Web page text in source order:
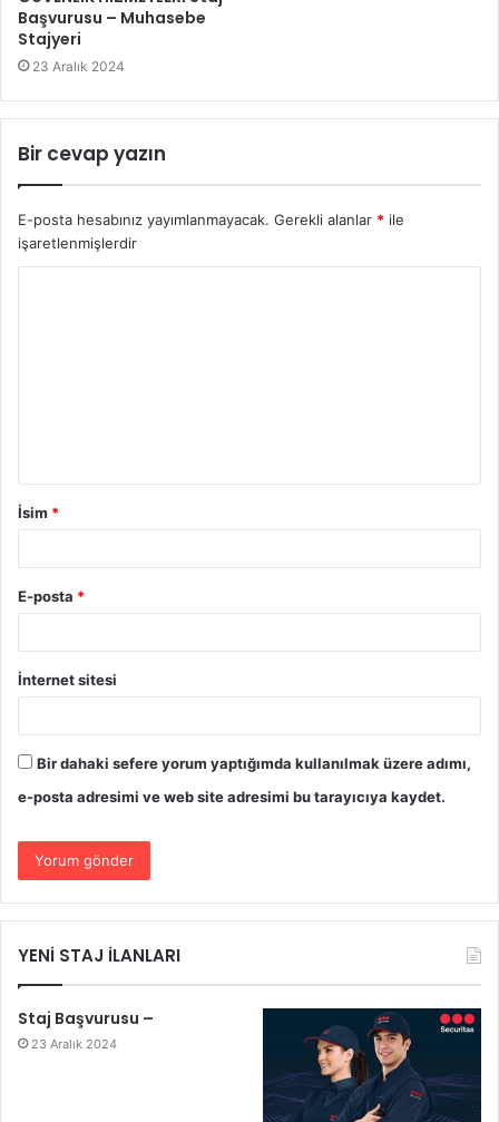
Başvurusu – Muhasebe
Stajyeri
23 Aralık 2024
Bir cevap yazın
E-posta hesabınız yayımlanmayacak. Gerekli alanlar * ile
işaretlenmişlerdir
İsim *
E-posta *
İnternet sitesi
Bir dahaki sefere yorum yaptığımda kullanılmak üzere adımı,
e-posta adresimi ve web site adresimi bu tarayıcıya kaydet.
YENİ STAJ İLANLARI
Staj Başvurusu –
23 Aralık 2024